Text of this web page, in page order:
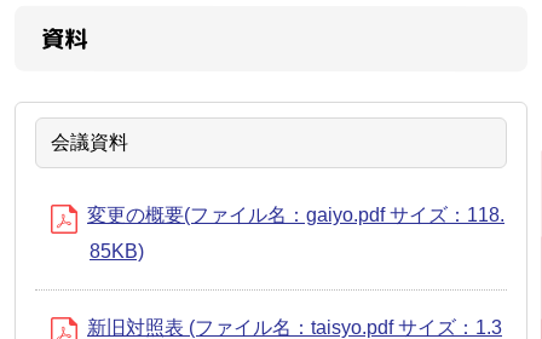
資料
会議資料
変更の概要(ファイル名：gaiyo.pdf サイズ：118.
85KB)
新旧対照表 (ファイル名：taisyo.pdf サイズ：1.3